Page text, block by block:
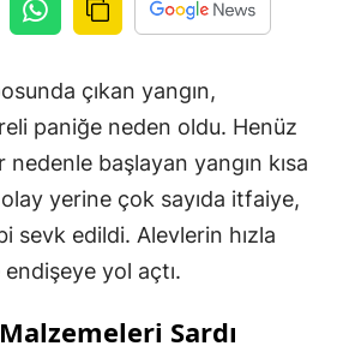
çıkan yangın,
paniğe neden oldu. Henüz
başlayan yangın kısa
yerine çok sayıda itfaiye,
sevk edildi. Alevlerin hızla
endişeye yol açtı.
Sardı